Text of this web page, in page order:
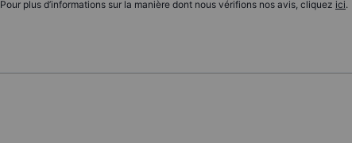
Pour plus d’informations sur la manière dont nous vérifions nos avis, cliquez ici.